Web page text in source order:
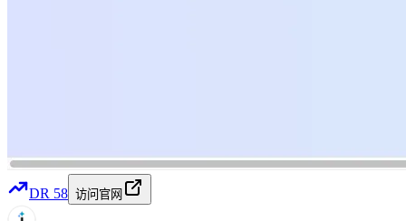
DR 58 访问官网